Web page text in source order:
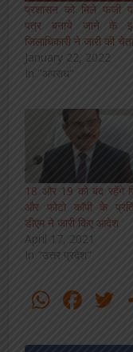
प्रशासन को मिले फर्जी
पत्र बनाये जाने के
जिलाधिकारी ने जारी की
January 22, 2022
In "अपराध"
18 और 19 को बंद रहेंगे
और फोटो कॉपी के
डीएम ने जारी किए आदेश
April 17, 2021
In "उत्तर प्रदेश"